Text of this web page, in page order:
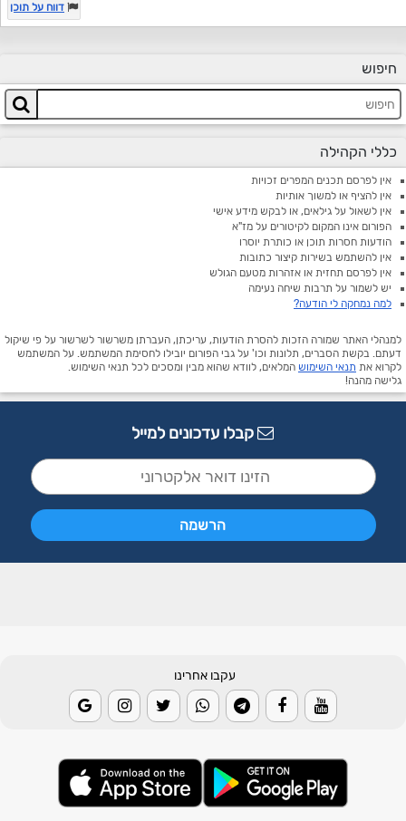
דווח על תוכן
חיפוש
כללי הקהילה
אין לפרסם תכנים המפרים זכויות
אין להציף או למשוך אותיות
אין לשאול על גילאים, או לבקש מידע אישי
הפורום אינו המקום לקיטורים על מז"א
הודעות חסרות תוכן או כותרת יוסרו
אין להשתמש בשירות קיצור כתובות
אין לפרסם תחזית או אזהרות מטעם הגולש
יש לשמור על תרבות שיחה נעימה
למה נמחקה לי הודעה?
למנהלי האתר שמורה הזכות להסרת הודעות, עריכתן, העברתן משרשור לשרשור על פי שיקול
דעתם. בקשת הסברים, תלונות וכו' על גבי הפורום יובילו לחסימת המשתמש. על המשתמש
לקרוא את תנאי השימוש המלאים, לוודא שהוא מבין ומסכים לכל תנאי השימוש.
גלישה מהנה!
קבלו עדכונים למייל
עקבו אחרינו